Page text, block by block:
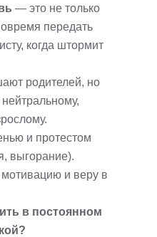
— это не только
передать
когда штормит
родителей, но
и протестом
выгорание).
и веру в
в постоянном